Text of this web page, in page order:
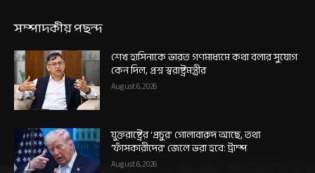
সম্পাদকীয় পছন্দ
শেখ হাসিনাকে ভারত গণমাধ্যমে কথা বলার সুযোগ
কেন দিল, প্রশ্ন স্বরাষ্ট্রমন্ত্রীর
August 6, 2026
যুক্তরাষ্ট্রের ‘প্রচুর’ গোলাবারুদ আছে, তথ্য
‘ফাঁসকারীদের’ জেলে ভরা হবে: ট্রাম্প
August 6, 2026